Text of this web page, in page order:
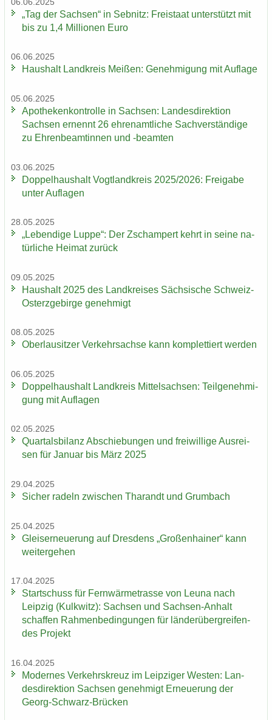
06.06.2025
„Tag der Sach­sen“ in Seb­nitz: Frei­staat un­ter­stützt mit
bis zu 1,4 Mil­lio­nen Euro
06.06.2025
Haus­halt Land­kreis Mei­ßen: Ge­neh­mi­gung mit Auf­la­ge
05.06.2025
Apo­the­ken­kon­trol­le in Sach­sen: Lan­des­di­rek­ti­on
Sach­sen er­nennt 26 eh­ren­amt­li­che Sach­ver­stän­di­ge
zu Eh­ren­be­am­tin­nen und -​beamten
03.06.2025
Dop­pel­haus­halt Vogt­land­kreis 2025/2026: Frei­ga­be
unter Auf­la­gen
28.05.2025
„Le­ben­di­ge Luppe“: Der Zscham­pert kehrt in seine na­
tür­li­che Hei­mat zu­rück
09.05.2025
Haus­halt 2025 des Land­krei­ses Säch­si­sche Schweiz-​
Osterzgebirge ge­neh­migt
08.05.2025
Ober­lau­sit­zer Ver­kehrs­ach­se kann kom­plet­tiert wer­den
06.05.2025
Dop­pel­haus­halt Land­kreis Mit­tel­sach­sen: Teil­ge­neh­mi­
gung mit Auf­la­gen
02.05.2025
Quar­tals­bi­lanz Ab­schie­bun­gen und frei­wil­li­ge Aus­rei­
sen für Ja­nu­ar bis März 2025
29.04.2025
Si­cher ra­deln zwi­schen Tha­randt und Grum­bach
25.04.2025
Gleis­er­neue­rung auf Dres­dens „Gro­ßen­hai­ner“ kann
wei­ter­ge­hen
17.04.2025
Start­schuss für Fern­wär­me­tras­se von Leuna nach
Leip­zig (Kulk­witz): Sach­sen und Sachsen-​Anhalt
schaf­fen Rah­men­be­din­gun­gen für län­der­über­grei­fen­
des Pro­jekt
16.04.2025
Mo­der­nes Ver­kehrs­kreuz im Leip­zi­ger Wes­ten: Lan­
des­di­rek­ti­on Sach­sen ge­neh­migt Er­neue­rung der
Georg-​Schwarz-Brücken